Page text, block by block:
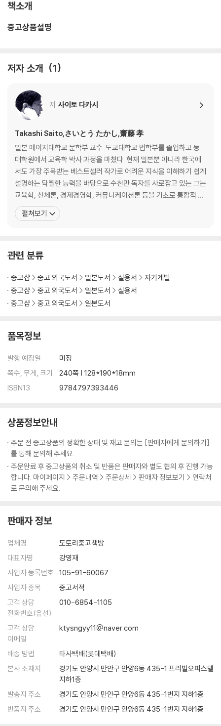
책소개
중고상품설명
저자 소개 1
저 사이토 다카시
Takashi Saito,さいとう たかし,齋藤 孝
일본 메이지대학교 문학부 교수. 도쿄대학교 법학부를 졸업하고 동
대학원에서 교육학 박사 과정을 마쳤다. 현재 일본뿐 아니라 한국에
서도 가장 주목받는 베스트셀러 작가로 어려운 지식을 이해하기 쉽게
설명하는 탁월한 능력을 바탕으로 수천만 독자를 사로잡고 있는 그는
교육학, 신체론, 경제경영학, 커뮤니케이션론 등을 기초로 통합적 지
식을 담은 관련 서적을 다수 집필했다. 학창 시절 누구나 배운 세계사.
하지만 세계사의 커다란 흐름을 이야기해보라고 하면 자기 나름의 분
펼쳐보기
관련 분류
중고샵 중고 외국도서 일본도서 실용서
자기계발
중고샵
중고 외국도서 일본도서
실용서
중고샵
중고 외국도서 일본도서
품목정보
발행 예정일
미정
쪽수, 무게, 크기
240쪽 | 128*190*18mm
ISBN13
9784797393446
상품정보안내
주문 전 중고상품의 정확한 상태 및 재고 문의는 [판매자에게 문의하기]
를 통해 문의해 주세요.
주문완료 후 중고상품의 취소 및 반품은 판매자와 별도 협의 후 진행 가능
합니다. 마이페이지 > 주문내역 > 주문상세 > 판매자 정보보기 > 연락처
로 문의해 주세요.
판매자 정보
업체명
도토리중고책방
대표자명
강영재
사업자 등록번호
105-91-60067
사업자 종목
중고서적
고객 상담
전화번호(유선)
010-6854-1105
고객 상담
이메일
ktysngyy11@naver.com
배송 방법
타사택배(롯데택배)
본사 소재지
경기도 안양시 만안구 안양6동 435-1 프리빌오피스텔
지하1층
발송지 주소
경기도 안양시 만안구 안양6동 435-1번지 지하1층
반품지 주소
경기도 안양시 만안구 안양6동 435-1번지 지하1층